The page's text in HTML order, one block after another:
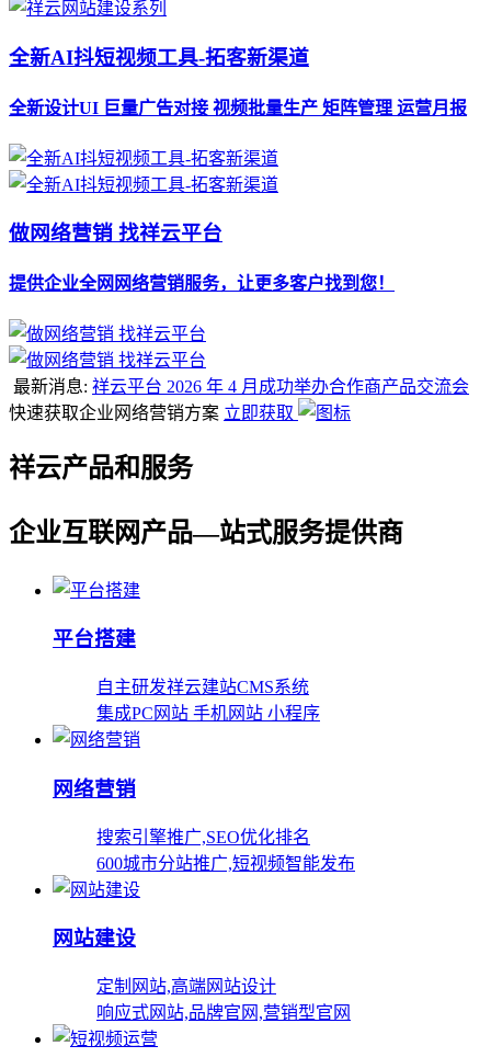
全新AI抖短视频工具-拓客新渠道
全新设计UI 巨量广告对接 视频批量生产 矩阵管理 运营月报
做网络营销 找祥云平台
提供企业全网网络营销服务，让更多客户找到您！
最新消息: 祥云平台 2026 年 4 月成功举办合作商产品交流会
快速获取企业网络营销方案 立即获取
祥云产品和服务
企业互联网产品—站式服务提供商
平台搭建
自主研发祥云建站CMS系统
集成PC网站 手机网站 小程序
网络营销
搜索引擎推广,SEO优化排名
600城市分站推广,短视频智能发布
网站建设
定制网站,高端网站设计
响应式网站,品牌官网,营销型官网